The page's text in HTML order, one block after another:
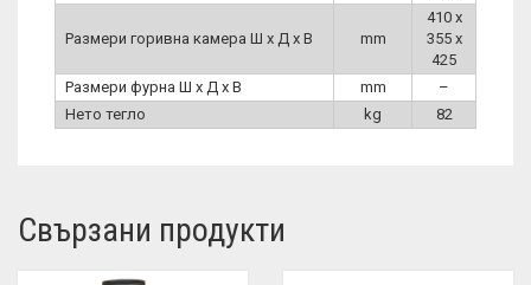
Размери горивна камера Ш x Д x В mm
410 x
355 x
425
Размери фурна Ш x Д x В
mm
–
Нето тегло
kg 82
Свързани продукти